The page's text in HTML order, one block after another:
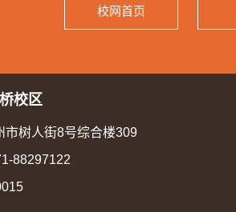
校网首页
校区
市树人街8号综合楼309
88297122